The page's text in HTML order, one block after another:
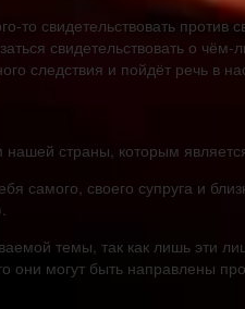
то свидетельствовать против
свидетельствовать о
следствия и пойдёт речь в
страны, которым
самого, своего супруга и
темы, так как лишь эти
они могут быть направлены